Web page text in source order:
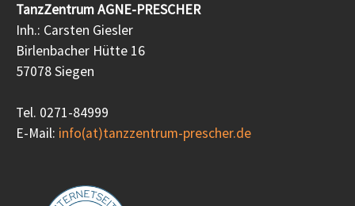
TanzZentrum AGNE-PRESCHER
Inh.: Carsten Giesler
Birlenbacher Hütte 16
57078 Siegen
Tel. 0271-84999
E-Mail: info(at)tanzzentrum-prescher.de